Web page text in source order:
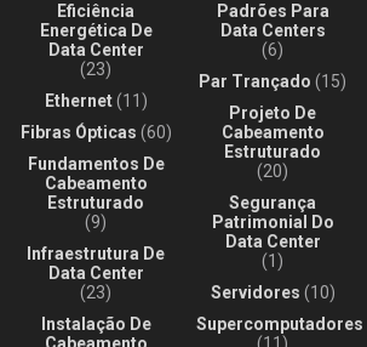
Eficiência
Energética De
Data Center
(23)
Ethernet(11)
Fibras Ópticas (60)
Fundamentos De
Cabeamento
Estruturado
(9)
Infraestrutura De
Data Center
(23)
Instalação De
Padrões Para
Data Centers
(6)
Par Trançado (15)
Projeto De
Cabeamento
Estruturado
(20)
Segurança
Patrimonial Do
Data Center
(1)
Servidores (10)
Supercomputadores